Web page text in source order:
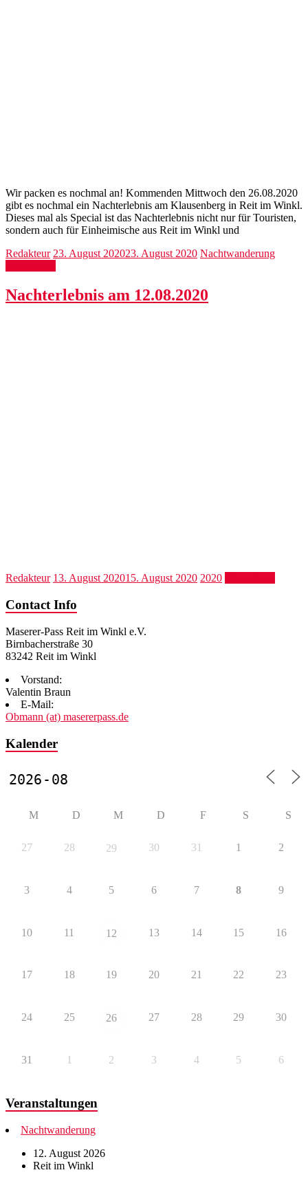
Wir packen es nochmal an! Kommenden Mittwoch den 26.08.2020
gibt es nochmal ein Nachterlebnis am Klausenberg in Reit im Winkl.
Dieses mal als Special ist das Nachterlebnis nicht nur für Touristen,
sondern auch für Einheimische aus Reit im Winkl und
Redakteur 23. August 202023. August 2020 Nachtwanderung
Nachterlebnis am 12.08.2020
Redakteur 13. August 202015. August 2020 2020
Contact Info
Maserer-Pass Reit im Winkl e.V.
Birnbacherstraße 30
83242 Reit im Winkl
Vorstand:
Valentin Braun
E-Mail:
Obmann (at) masererpass.de
Kalender
M D M D F S S
27 28 29 30 31 1 2
3 4 5 6 7 8 9
10 11 12 13 14 15 16
17 18 19 20 21 22 23
24 25 26 27 28 29 30
31 1 2 3 4 5 6
Veranstaltungen
Nachtwanderung
12. August 2026
Reit im Winkl